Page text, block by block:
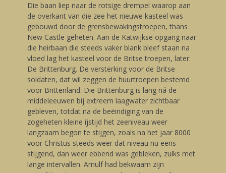
Die baan liep naar de rotsige drempel waarop aan
de overkant van die zee het nieuwe kasteel was
gebouwd door de grensbewakingstroepen, thans
New Castle geheten. Aan de Katwijkse opgang naar
die heirbaan die steeds vaker blank bleef staan na
vloed lag het kasteel voor de Britse troepen, later:
De Brittenburg. De versterking voor de Britse
soldaten, dat wil zeggen de huurtroepen bestemd
voor Brittenland. Die Brittenburg is lang ná de
middeleeuwen bij extreem laagwater zichtbaar
gebleven, totdat na de beëindiging van de
zogeheten kleine ijstijd het zeeniveau weer
langzaam begon te stijgen, zoals na het jaar 8000
voor Christus steeds weer dat niveau nu eens
stijgend, dan weer ebbend was gebleken, zulks met
lange intervallen. Arnulf had bekwaam zijn